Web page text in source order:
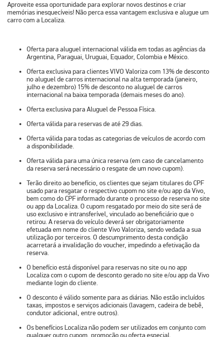
Aproveite essa oportunidade para explorar novos destinos e criar
memórias inesquecíveis! Não perca essa vantagem exclusiva e alugue um
carro com a Localiza.
Oferta para aluguel internacional válida em todas as agências da
Argentina, Paraguai, Uruguai, Equador, Colombia e México.
Oferta exclusiva para clientes VIVO Valoriza com 13% de desconto
no aluguel de carros internacional na alta temporada (janeiro,
julho e dezembro) 15% de desconto no aluguel de carros
internacional na baixa temporada (demais meses do ano).
Oferta exclusiva para Aluguel de Pessoa Física.
Oferta válida para reservas de até 29 dias.
Oferta válida para todas as categorias de veículos de acordo com
a disponibilidade.
Oferta válida para uma única reserva (em caso de cancelamento
da reserva será necessário o resgate de um novo cupom).
Terão direito ao benefício, os clientes que sejam titulares do CPF
usado para resgatar o respectivo cupom no site e/ou app da Vivo,
bem como do CPF informado durante o processo de reserva no site
ou app da Localiza. O cupom resgatado por meio do site será de
uso exclusivo e intransferível, vinculado ao beneficiário que o
retirou. A reserva do veículo deverá ser obrigatoriamente
efetuada em nome do cliente Vivo Valoriza, sendo vedada a sua
utilização por terceiros. O descumprimento desta condição
acarretará a invalidação do voucher, impedindo a efetivação da
reserva.
O benefício está disponível para reservas no site ou no app
Localiza com o cupom de desconto gerado no site e/ou app da Vivo
mediante login do cliente.
O desconto é válido somente para as diárias. Não estão incluídos
taxas, impostos e serviços adicionais (lavagem, cadeira de bebê,
condutor adicional, entre outros).
Os benefícios Localiza não podem ser utilizados em conjunto com
qualquer outro cupom, promoção ou oferta especial.